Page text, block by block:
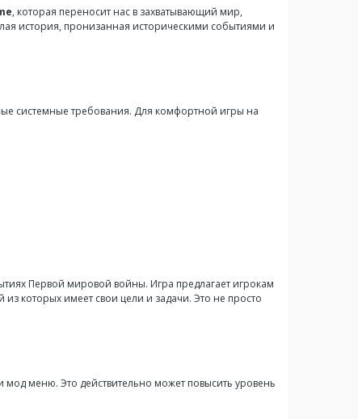
, которая переносит нас в захватывающий мир,
история, пронизанная историческими событиями и
системные требования. Для комфортной игры на
Первой мировой войны. Игра предлагает игрокам
из которых имеет свои цели и задачи. Это не просто
меню. Это действительно может повысить уровень